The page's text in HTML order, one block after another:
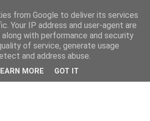
from Google to deliver its services
Your IP address and user-agent are
with performance and security
of service, generate usage
and address abuse.
MORE GOT IT